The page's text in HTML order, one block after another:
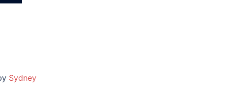
Sydney